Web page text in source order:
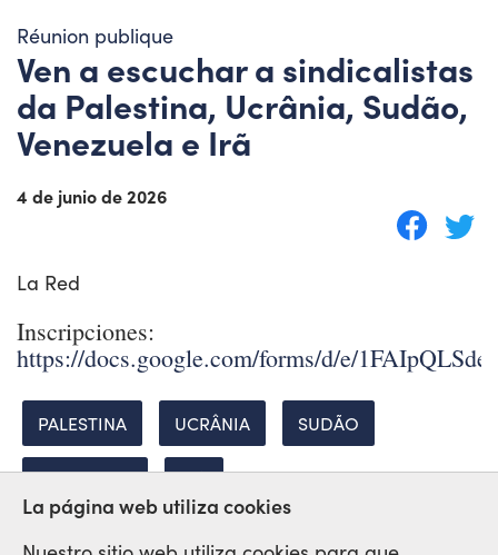
Réunion publique
Ven a escuchar a sindicalistas
da Palestina, Ucrânia, Sudão,
Venezuela e Irã
4 de junio de 2026
La Red
Inscripciones:
https://docs.google.com/forms/d/e/
PALESTINA UCRÂNIA SUDÃO
VENEZUELA IRÃ
La página web utiliza cookies